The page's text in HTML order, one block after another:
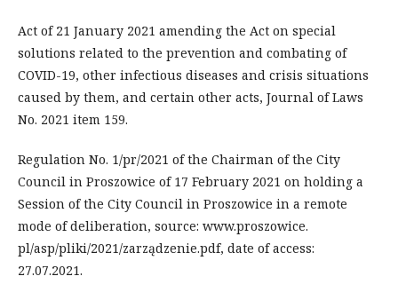
Act of 21 January 2021 amending the Act on special
solutions related to the prevention and combating of
COVID-19, other infectious diseases and crisis situations
caused by them, and certain other acts, Journal of Laws
No. 2021 item 159.
Regulation No. 1/pr/2021 of the Chairman of the City
Council in Proszowice of 17 February 2021 on holding a
Session of the City Council in Proszowice in a remote
mode of deliberation, source: www.proszowice.
pl/asp/pliki/2021/zarządzenie.pdf, date of access:
27.07.2021.